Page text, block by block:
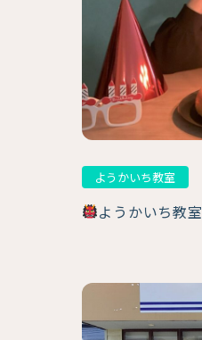
ようかいち教室
ようかいち教室